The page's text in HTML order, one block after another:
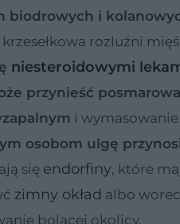
biodrowych i
krzesełkowa rozluźni
niesteroidowymi
przynieść
i
osobom ulgę
się endorfiny, które
zimny okład albo
bolącej okolicy.